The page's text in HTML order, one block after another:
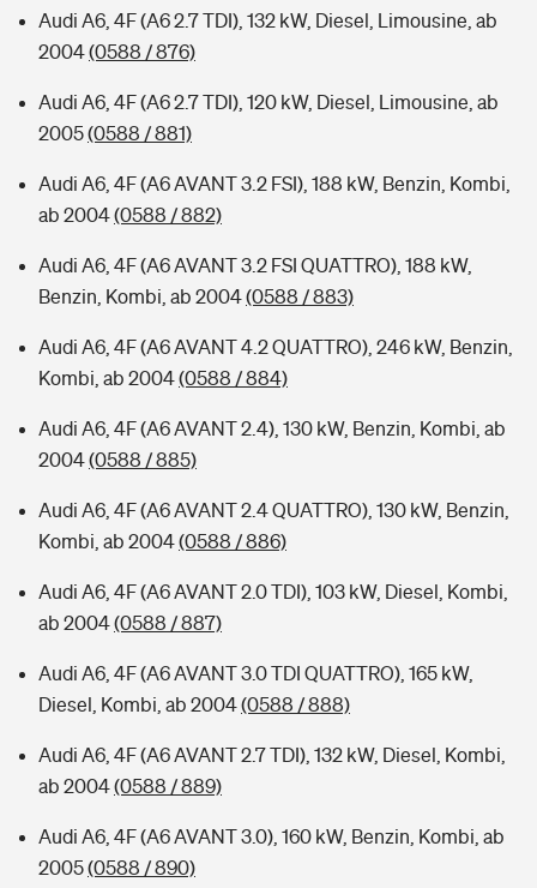
Audi A6, 4F (A6 2.7 TDI), 132 kW, Diesel, Limousine, ab
2004(0588 / 876)
Audi A6, 4F (A6 2.7 TDI), 120 kW, Diesel, Limousine, ab
2005(0588 / 881)
Audi A6, 4F (A6 AVANT 3.2 FSI), 188 kW, Benzin, Kombi,
ab 2004(0588 / 882)
Audi A6, 4F (A6 AVANT 3.2 FSI QUATTRO), 188 kW,
Benzin, Kombi, ab 2004(0588 / 883)
Audi A6, 4F (A6 AVANT 4.2 QUATTRO), 246 kW, Benzin,
Kombi, ab 2004(0588 / 884)
Audi A6, 4F (A6 AVANT 2.4), 130 kW, Benzin, Kombi, ab
2004(0588 / 885)
Audi A6, 4F (A6 AVANT 2.4 QUATTRO), 130 kW, Benzin,
Kombi, ab 2004(0588 / 886)
Audi A6, 4F (A6 AVANT 2.0 TDI), 103 kW, Diesel, Kombi,
ab 2004(0588 / 887)
Audi A6, 4F (A6 AVANT 3.0 TDI QUATTRO), 165 kW,
Diesel, Kombi, ab 2004(0588 / 888)
Audi A6, 4F (A6 AVANT 2.7 TDI), 132 kW, Diesel, Kombi,
ab 2004(0588 / 889)
Audi A6, 4F (A6 AVANT 3.0), 160 kW, Benzin, Kombi, ab
2005(0588 / 890)